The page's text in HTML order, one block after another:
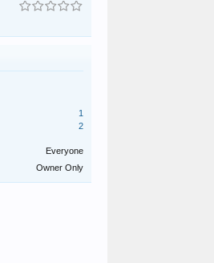
1
2
Everyone
Owner Only